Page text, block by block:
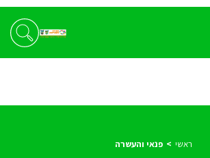
ראשי פנאי והעשרה